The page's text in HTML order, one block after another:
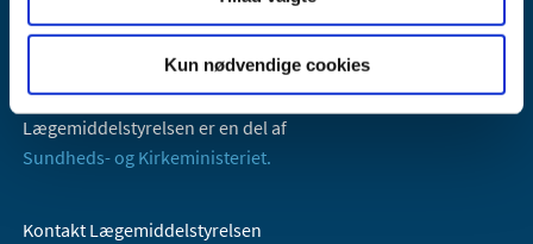
Kun nødvendige cookies
2300 København S
dkma@dkma.dk
Lægemiddelstyrelsen er en del af
Sundheds- og Kirkeministeriet.
Kontakt Lægemiddelstyrelsen